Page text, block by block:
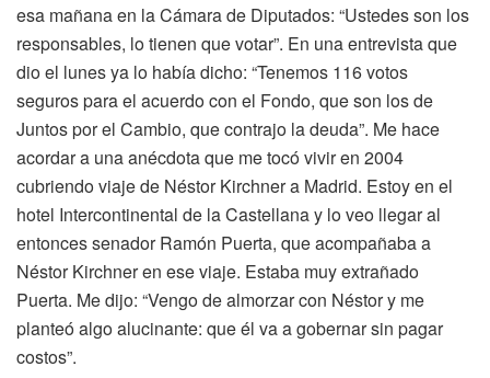
esa mañana en la Cámara de Diputados: “Ustedes son los
responsables, lo tienen que votar”. En una entrevista que
dio el lunes ya lo había dicho: “Tenemos 116 votos
seguros para el acuerdo con el Fondo, que son los de
Juntos por el Cambio, que contrajo la deuda”. Me hace
acordar a una anécdota que me tocó vivir en 2004
cubriendo viaje de Néstor Kirchner a Madrid. Estoy en el
hotel Intercontinental de la Castellana y lo veo llegar al
entonces senador Ramón Puerta, que acompañaba a
Néstor Kirchner en ese viaje. Estaba muy extrañado
Puerta. Me dijo: “Vengo de almorzar con Néstor y me
planteó algo alucinante: que él va a gobernar sin pagar
costos”.